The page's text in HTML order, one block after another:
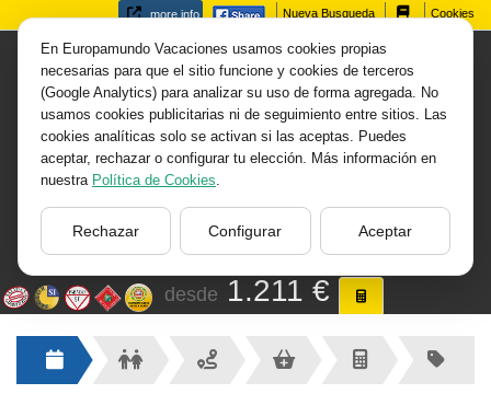
more info Nueva Busqueda Cookies
Cotizar:Ruta de Grandes
Ciudades y Castillos
Serie Europa Central
8 Días -Catálogo 2026-27 -
(id:2606932)
desde 1.211 €
En Europamundo Vacaciones usamos cookies propias
necesarias para que el sitio funcione y cookies de terceros
(Google Analytics) para analizar su uso de forma agregada. No
usamos cookies publicitarias ni de seguimiento entre sitios. Las
cookies analíticas solo se activan si las aceptas. Puedes
aceptar, rechazar o configurar tu elección. Más información en
nuestra Política de Cookies.
Rechazar Configurar Aceptar